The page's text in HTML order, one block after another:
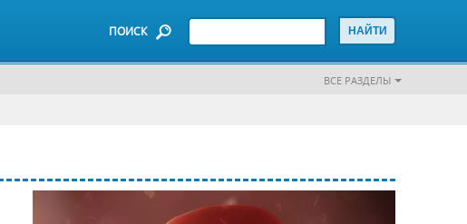
ПОИСК
ВСЕ РАЗДЕЛЫ